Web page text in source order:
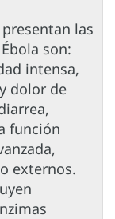
las
son:
intensa,
dolor de
función
externos.